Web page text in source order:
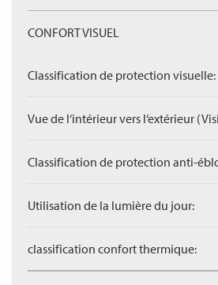
CONFORT VISUEL
Classification de protection visuelle:
Vue de l‘intérieur vers l‘extérieur
Classification de protection anti-
Utilisation de la lumière du jour:
classification confort thermique: